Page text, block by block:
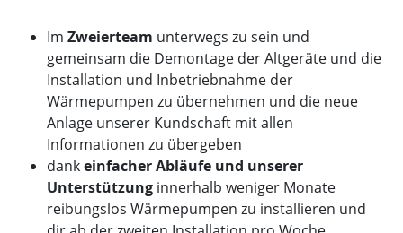
Im Zweierteam unterwegs zu sein und
gemeinsam die Demontage der Altgeräte und die
Installation und Inbetriebnahme der
Wärmepumpen zu übernehmen und die neue
Anlage unserer Kundschaft mit allen
Informationen zu übergeben
dankeinfacher Abläufe und unserer
Unterstützung innerhalb weniger Monate
reibungslos Wärmepumpen zu installieren und